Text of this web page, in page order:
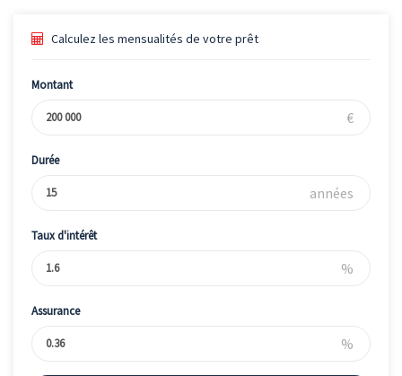
Calculez les mensualités de votre prêt
Montant
€
Durée
années
Taux d'intérêt
%
Assurance
%